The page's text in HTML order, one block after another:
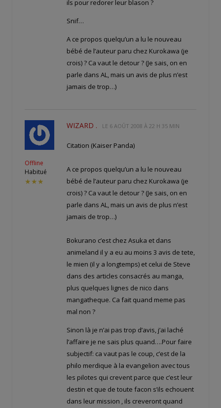
ils pour redorer leur blason ?
Snif…
A ce propos quelqu’un a lu le nouveau
bébé de l’auteur paru chez Kurokawa (je
crois) ? Ca vaut le detour ? (Je sais, on en
parle dans AL, mais un avis de plus n’est
jamais de trop…)
Offline
Habitué
★★★
WIZARD . LE 6 AOÛT 2008 À 22 H 35 MIN
Citation (Kaiser Panda)
A ce propos quelqu’un a lu le nouveau
bébé de l’auteur paru chez Kurokawa (je
crois) ? Ca vaut le detour ? (Je sais, on en
parle dans AL, mais un avis de plus n’est
jamais de trop…)
Bokurano c’est chez Asuka et dans
animeland il y a eu au moins 3 avis de tete,
le mien (il y a longtemps) et celui de Steve
dans des articles consacrés au manga,
plus quelques lignes de nico dans
mangatheque. Ca fait quand meme pas
mal non ?
Sinon là je n’ai pas trop d’avis, j’ai laché
l’affaire je ne sais plus quand….Pour faire
subjectif: ca vaut pas le coup, c’est de la
philo merdique à la evangelion avec tous
les pilotes qui crevent parce que c’est leur
destin et que de toute facon s’ils echouent
dans leur mission , ils creveront quand